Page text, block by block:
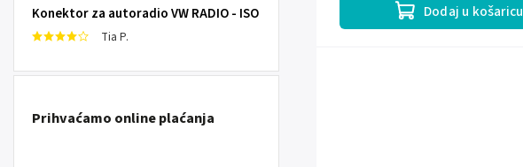
Konektor za autoradio VW RADIO - ISO
Tia P.
Prihvaćamo online plaćanja
Dodaj u košaricu